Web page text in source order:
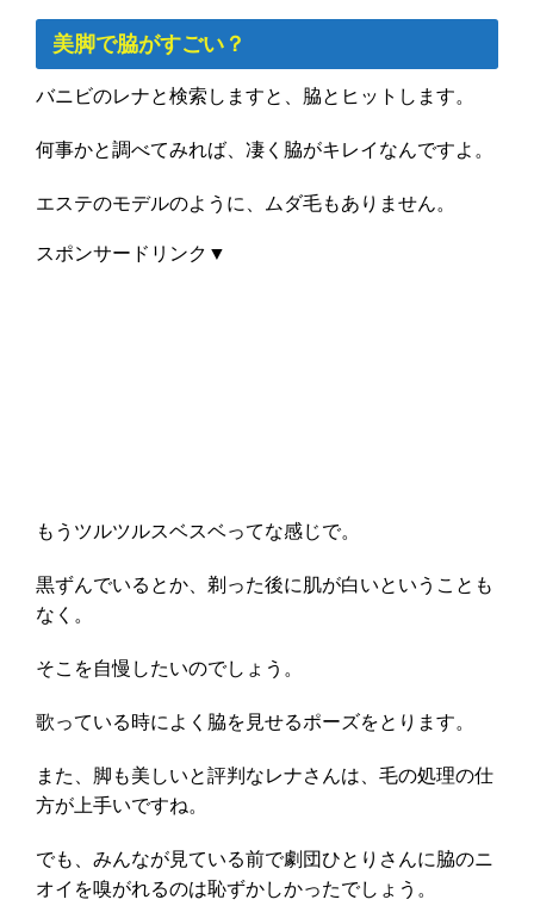
美脚で脇がすごい？
バニビのレナと検索しますと、脇とヒットします。
何事かと調べてみれば、凄く脇がキレイなんですよ。
エステのモデルのように、ムダ毛もありません。
スポンサードリンク▼
もうツルツルスベスベってな感じで。
黒ずんでいるとか、剃った後に肌が白いということも
なく。
そこを自慢したいのでしょう。
歌っている時によく脇を見せるポーズをとります。
また、脚も美しいと評判なレナさんは、毛の処理の仕
方が上手いですね。
でも、みんなが見ている前で劇団ひとりさんに脇のニ
オイを嗅がれるのは恥ずかしかったでしょう。